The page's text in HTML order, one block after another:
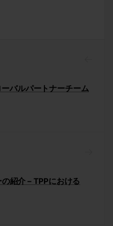
バルパートナーチーム
紹介 – TPPにおける